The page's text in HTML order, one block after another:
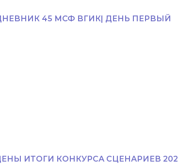
ДНЕВНИК 45 МСФ ВГИК| ДЕНЬ ПЕРВЫЙ
ИТОГИ КОНКУРСА СЦЕНАРИЕВ